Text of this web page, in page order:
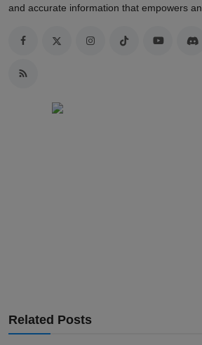
and accurate information that empowers
Related Posts